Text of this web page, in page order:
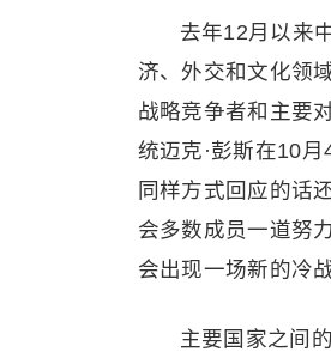
去年12月以来
济、外交和文化领
战略竞争者和主要
统迈克·彭斯在10
同样方式回应的话
会多数成员一道努
会出现一场新的冷战
主要国家之间